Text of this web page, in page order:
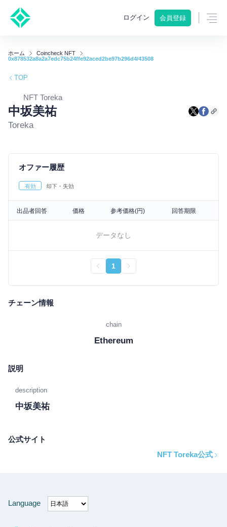
ログイン 会員登録
ホーム
Coincheck NFT
0x878532a8a2a7edc75b24ffe92aced2be97b296d4/43508
TOP
NFT Toreka
中坂美祐
Toreka
オファー履歴
有効 却下・失効
出品者回答 価格 参考価格(円) 回答期限
データなし
1
チェーン情報
chain
Ethereum
説明
description
中坂美祐
公式サイト
NFT Toreka公式
Language